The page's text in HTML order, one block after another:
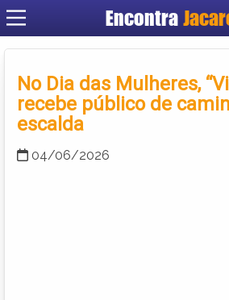
Encontra
Cadastrar
Criar conta
No Dia das Mulheres,
recebe público de
escalda
04/06/2026